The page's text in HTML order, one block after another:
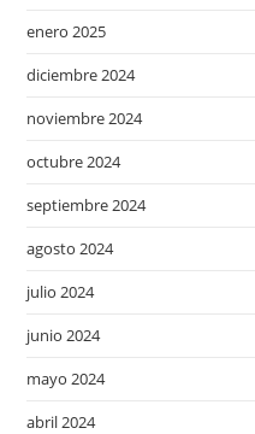
enero 2025
diciembre 2024
noviembre 2024
octubre 2024
septiembre 2024
agosto 2024
julio 2024
junio 2024
mayo 2024
abril 2024